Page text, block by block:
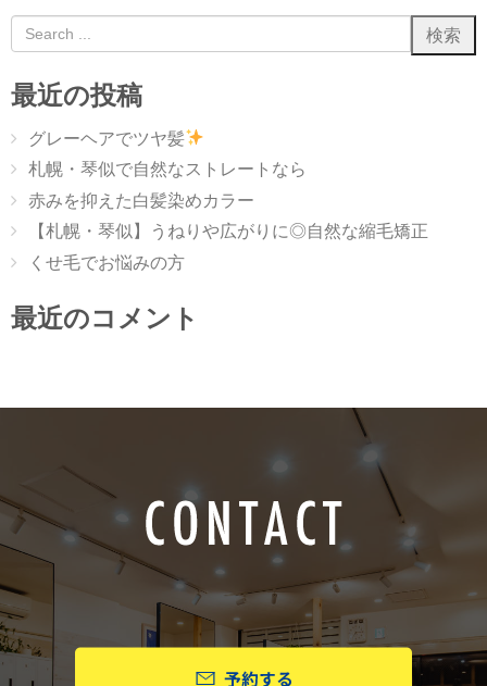
最近の投稿
グレーヘアでツヤ髪
札幌・琴似で自然なストレートなら
赤みを抑えた白髪染めカラー
【札幌・琴似】うねりや広がりに◎自然な縮毛矯正
くせ毛でお悩みの方
最近のコメント